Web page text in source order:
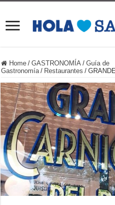
Home / GASTRONOMÍA / Guía de
Gastronomía / Restaurantes /